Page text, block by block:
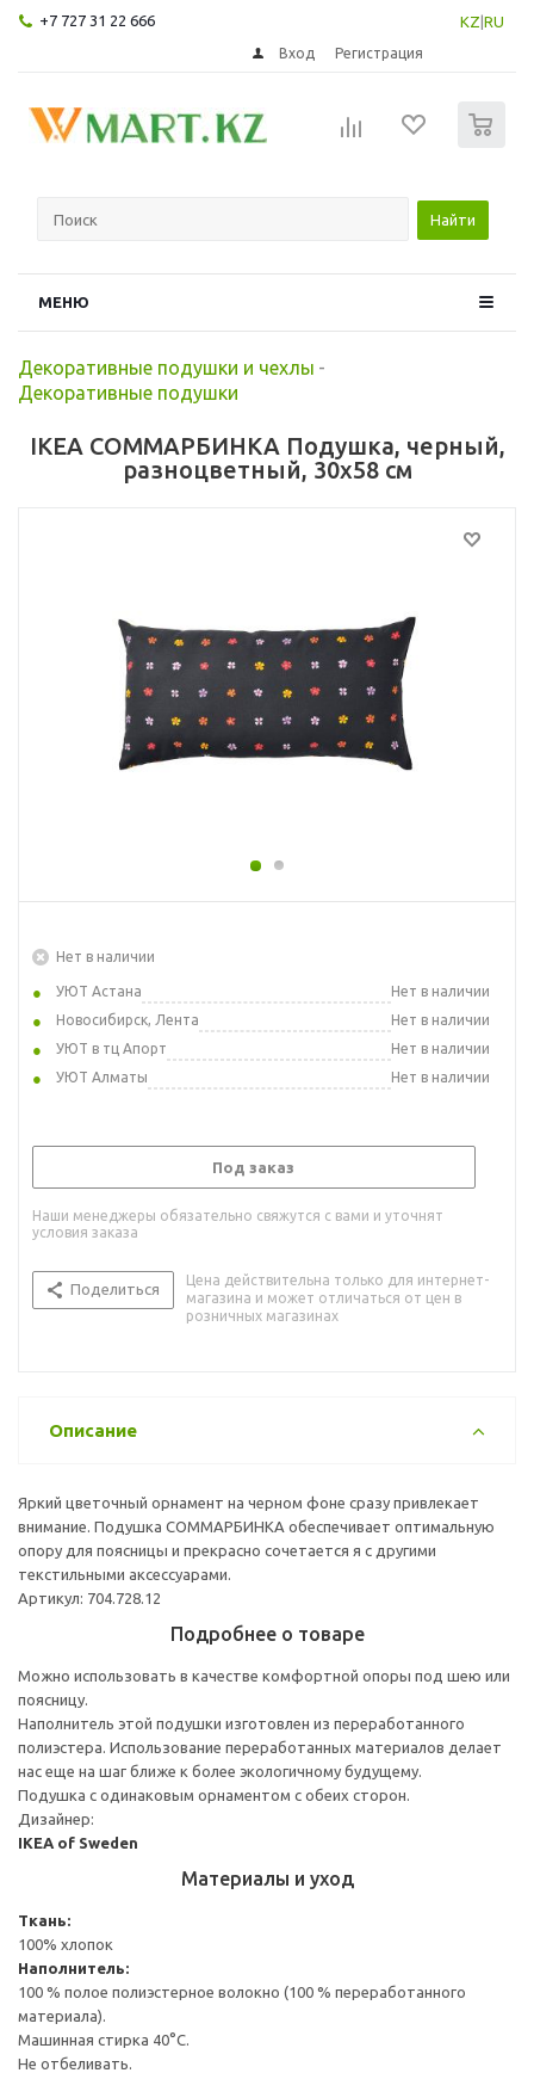
+7 727 31 22 666 KZ RU
Вход Регистрация
Найти
МЕНЮ
Декоративные подушки и чехлы -
Декоративные подушки
IKEA СОММАРБИНКА Подушка, черный,
разноцветный, 30x58 см
Нет в наличии
УЮТ Астана
Нет в наличии
Новосибирск, Лента
Нет в наличии
УЮТ в тц Апорт
Нет в наличии
УЮТ Алматы
Нет в наличии
Под заказ
Наши менеджеры обязательно свяжутся с вами и уточнят
условия заказа
Поделиться
Цена действительна только для интернет-
магазина и может отличаться от цен в
розничных магазинах
Описание
Яркий цветочный орнамент на черном фоне сразу привлекает
внимание. Подушка СОММАРБИНКА обеспечивает оптимальную
опору для поясницы и прекрасно сочетается я с другими
текстильными аксессуарами.
Артикул: 704.728.12
Подробнее о товаре
Можно использовать в качестве комфортной опоры под шею или
поясницу.
Наполнитель этой подушки изготовлен из переработанного
полиэстера. Использование переработанных материалов делает
нас еще на шаг ближе к более экологичному будущему.
Подушка с одинаковым орнаментом с обеих сторон.
Дизайнер:
IKEA of Sweden
Материалы и уход
Ткань:
100% хлопок
Наполнитель:
100 % полое полиэстерное волокно (100 % переработанного
материала).
Машинная стирка 40°С.
Не отбеливать.